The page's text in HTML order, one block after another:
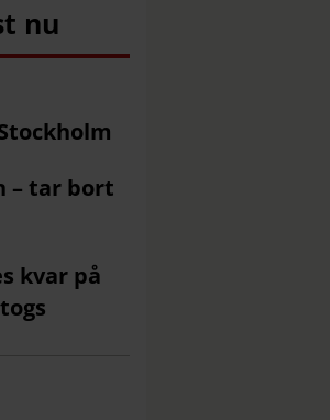
nu
– tar bort
kvar på